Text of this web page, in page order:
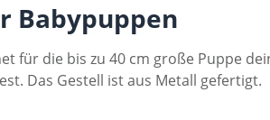
Babypuppen
für die bis zu 40 cm große Puppe
Das Gestell ist aus Metall gefertigt.